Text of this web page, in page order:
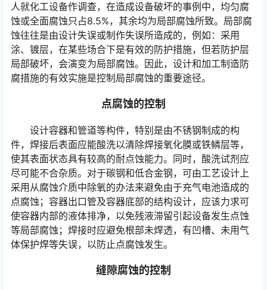
人就化工设备作调查，在造成设备破坏的事例中，均匀腐
蚀或全面腐蚀只占8.5%，其余均为局部腐蚀所致。局部腐
蚀往往是由设计失误或制作失误所造成的，例如：采用
涂、镀层，在某些场合下是有效的防护措施，但若防护层
局部破坏，会演变为局部腐蚀。因此，设计和加工制造防
腐措施的有效实施是控制局部腐蚀的重要途径。
点腐蚀的控制
设计容器和管道等构件，特别是由不锈钢制成的构
件，焊接后表面应能酸洗以清除焊接氧化膜或铁鳞层等，
使其表面状态具有较高的耐点蚀能力。同时，酸洗试剂应
尽可能不合杂质。对于碳钢和低合金钢，可由工艺设计上
采用从腐蚀介质中除氧的办法来避免由于充气电池造成的
点腐蚀；容器出口管及容器底部的结构设计，应该力求可
使容器内部的液体排净，以免残液滞留引起设备发生点蚀
等局部腐蚀；焊接时应避免根部未焊透，有凹槽、未用气
体保护焊等失误，以防止点腐蚀发生。
缝隙腐蚀的控制